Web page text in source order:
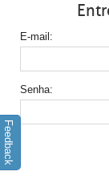
E-mail
Senha
Feedback